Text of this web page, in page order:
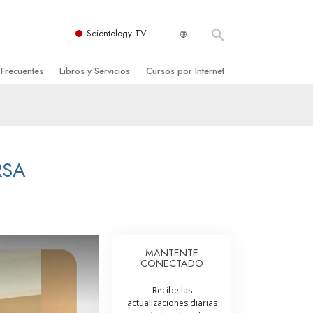
Scientology TV
de Scientology
Libros y Servicios
Introductorias
Cursos por Internet
La Integridad y la Honestidad
La Escala Tonal Emocional
MANTENTE
CONECTADO
Recibe las
actualizaciones diarias